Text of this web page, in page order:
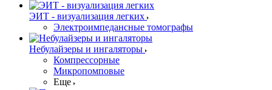
ЭИТ - визуализация легких
Электроимпедансные томографы
Небулайзеры и ингаляторы
Компрессорные
Микропомповые
Еще